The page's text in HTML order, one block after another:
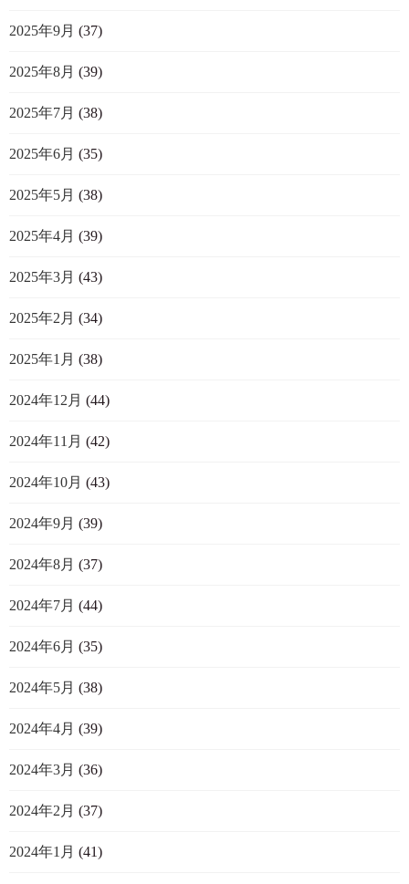
2025年9月 (37)
2025年8月 (39)
2025年7月 (38)
2025年6月 (35)
2025年5月 (38)
2025年4月 (39)
2025年3月 (43)
2025年2月 (34)
2025年1月 (38)
2024年12月 (44)
2024年11月 (42)
2024年10月 (43)
2024年9月 (39)
2024年8月 (37)
2024年7月 (44)
2024年6月 (35)
2024年5月 (38)
2024年4月 (39)
2024年3月 (36)
2024年2月 (37)
2024年1月 (41)